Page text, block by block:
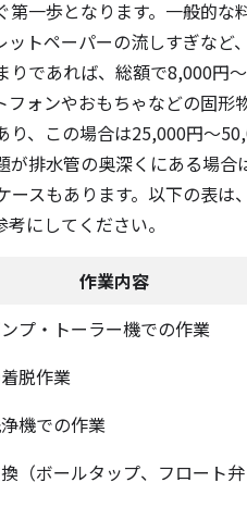
一歩となります。一般的な
トペーパーの流しすぎなど
りであれば、総額で8,000円
ォンやおもちゃなどの固形
、この場合は25,000円〜
が排水管の奥深くにある場
スもあります。以下の表は
にしてください。
作業内容
プ・トーラー機での作業
脱作業
機での作業
（ボールタップ、フロート弁